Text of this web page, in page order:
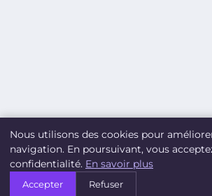
Nous utilisons des cookies pour
navigation. En poursuivant, vous
confidentialité. En savoir plus
Accepter Refuser